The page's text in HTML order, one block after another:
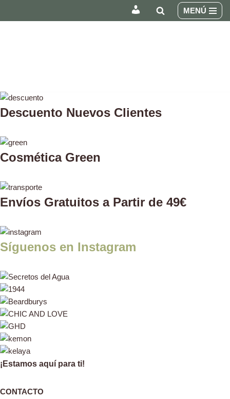
INICIAR
MENÚ
Descuento Nuevos Clientes
Cosmética Green
Envíos Gratuitos a Partir de 49€
Síguenos en Instagram
¡Estamos aquí para ti!
CONTACTO